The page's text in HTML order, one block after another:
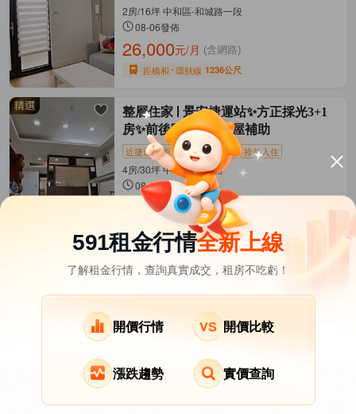
2房/16坪 中和區-和城路一段
08-06發佈
26,000元/月 (含網路)
距橋和 環狀線 1236公尺
整層住家
景安捷運站✨方正採光3+1
房✨前後陽台✨可租屋補助
近捷運 新上架 租金補貼 拎包入住
4房/30坪 中和區-南山路
08-07發佈
28,000元/月
距景安 中和新蘆線 477公尺
其它租屋 熱門在租社區
土城區租屋
五股區租屋
泰山區租屋 八里區租屋 三芝區租屋
591租金行情全新上線
了解租金行情，查詢真實成交，租房不吃虧！
開價行情 開價比較
漲跌趨勢 實價查詢